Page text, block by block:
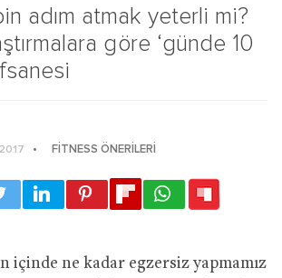
adım atmak yeterli mi?
göre ‘günde 10
FITNESS ÖNERILERI
içinde ne kadar egzersiz yapmamız